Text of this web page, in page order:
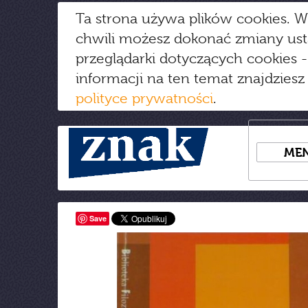
Ta strona używa plików cookies.
chwili możesz dokonać zmiany
przeglądarki dotyczących cookies
informacji na ten temat
polityce prywatności.
Save